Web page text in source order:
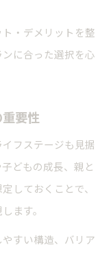
・デメリットを整
に合った選択を心
要性
フステージも見据
どもの成長、親と
しておくことで、
ます。
すい構造、バリア